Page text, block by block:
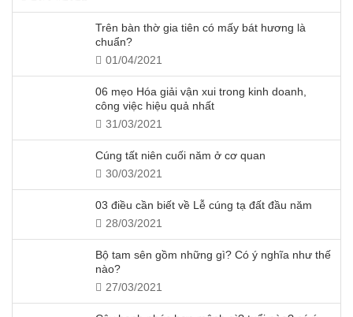
Trên bàn thờ gia tiên có mấy bát hương là
chuẩn?
01/04/2021
06 mẹo Hóa giải vận xui trong kinh doanh,
công việc hiệu quả nhất
31/03/2021
Cúng tất niên cuối năm ở cơ quan
30/03/2021
03 điều cần biết về Lễ cúng tạ đất đầu năm
28/03/2021
Bộ tam sên gồm những gì? Có ý nghĩa như thế
nào?
27/03/2021